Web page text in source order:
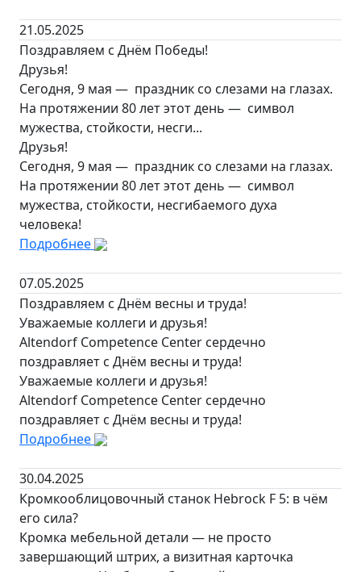
21.05.2025
Поздравляем с Днём Победы!
Друзья!
Сегодня, 9 мая — праздник со слезами на глазах.
На протяжении 80 лет этот день — символ
мужества, стойкости, несги...
Друзья!
Сегодня, 9 мая — праздник со слезами на глазах.
На протяжении 80 лет этот день — символ
мужества, стойкости, несгибаемого духа
человека!
Подробнее
07.05.2025
Поздравляем с Днём весны и труда!
Уважаемые коллеги и друзья!
Altendorf Competence Center сердечно
поздравляет с Днём весны и труда!
Уважаемые коллеги и друзья!
Altendorf Competence Center сердечно
поздравляет с Днём весны и труда!
Подробнее
30.04.2025
Кромкооблицовочный станок Hebrock F 5: в чём
его сила?
Кромка мебельной детали — не просто
завершающий штрих, а визитная карточка